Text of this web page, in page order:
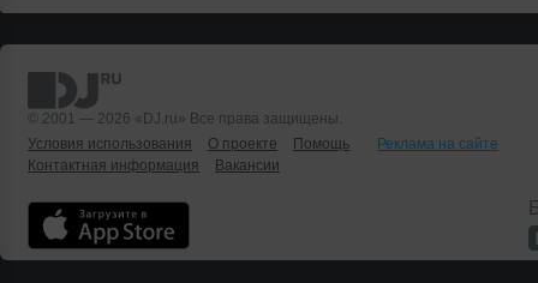
© 2001 — 2026 «DJ.ru» Все права защищены.
Условия использования
О проекте Помощь
Реклама на сайте
Контактная информация
Вакансии